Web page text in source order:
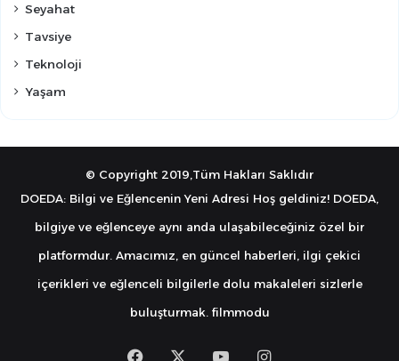
Seyahat
Tavsiye
Teknoloji
Yaşam
© Copyright 2019,Tüm Hakları Saklıdır
DOEDA: Bilgi ve Eğlencenin Yeni Adresi Hoş geldiniz! DOEDA,
bilgiye ve eğlenceye aynı anda ulaşabileceğiniz özel bir
platformdur. Amacımız, en güncel haberleri, ilgi çekici
içerikleri ve eğlenceli bilgilerle dolu makaleleri sizlerle
buluşturmak. filmmodu
FacebookYouTubeInstagram